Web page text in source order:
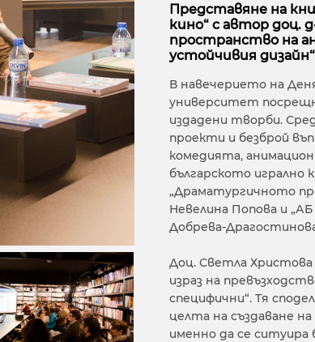
Представяне на
кино“ с автор доц.
пространство на
устойчивия
В навечерието на
университет
издадени творби.
проекти и безброй
комедията,
българското игрално
„Драматургичното
Невелина Попова и
Добрева-
Доц. Светла Христова
израз на
специфични“. Тя
целта на създаване
именно да се